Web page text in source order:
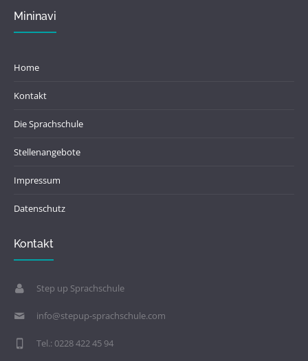
Mininavi
Home
Kontakt
Die Sprachschule
Stellenangebote
Impressum
Datenschutz
Kontakt
Step up Sprachschule
info@stepup-sprachschule.com
Tel.: 0228 422 45 94